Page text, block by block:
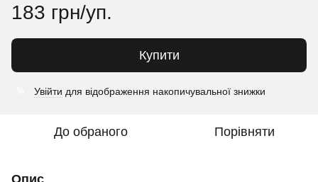
183 грн/уп.
Купити
Увійти для відображення накопичувальної знижки
До обраного Порівняти
Опис